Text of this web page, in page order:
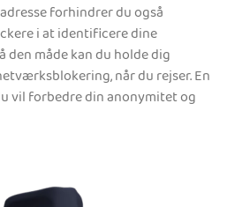
forhindrer du også
i at identificere dine
den måde kan du holde dig
når du rejser. En
vil forbedre din anonymitet og